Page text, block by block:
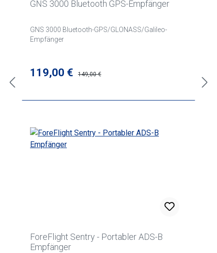
GNS 3000 Bluetooth GPS-Empfänger
GNS 3000 Bluetooth-GPS/GLONASS/Galileo-
Empfänger
Verkaufspreis:
119,00 € 149,00 €
ForeFlight Sentry - Portabler ADS-B
Empfänger